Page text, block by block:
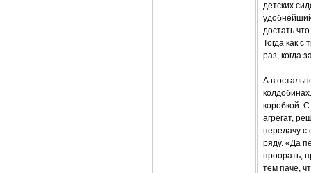
детских
достать
Тогда как
раз, когда
А в
коробкой.
агрегат,
передачу с
ряду. «Да
проорать,
тем паче,